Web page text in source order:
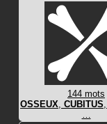
144 mots
OSSEUX CUBITUS